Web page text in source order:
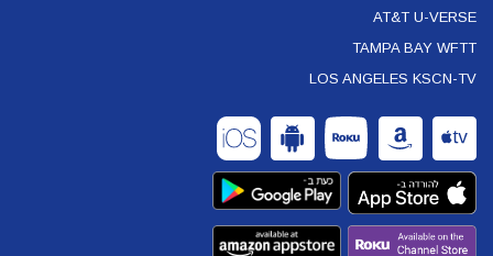
AT&T U-VERSE
TAMPA BAY WFTT
LOS ANGELES KSCN-TV